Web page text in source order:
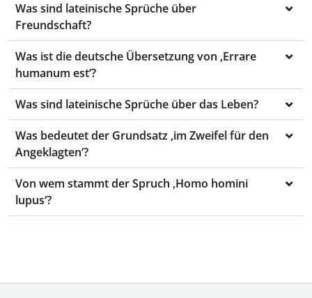
Was sind lateinische Sprüche über
Freundschaft?
Was ist die deutsche Übersetzung von ‚Errare
humanum est‘?
Was sind lateinische Sprüche über das Leben?
Was bedeutet der Grundsatz ‚im Zweifel für den
Angeklagten‘?
Von wem stammt der Spruch ‚Homo homini
lupus‘?